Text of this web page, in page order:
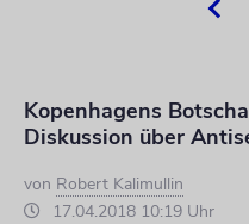
Kopenhagens
Diskussion über
von Robert Kalimullin
17.04.2018 10:19 Uhr